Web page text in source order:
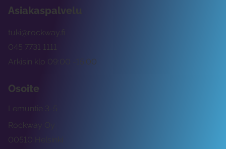
Asiakaspalvelu
tuki@rockway.fi
Arkisin klo 09:00 -15:00
045 7731 1111
Osoite
Rockway Oy
Lemuntie 3-5
00510 Helsinki